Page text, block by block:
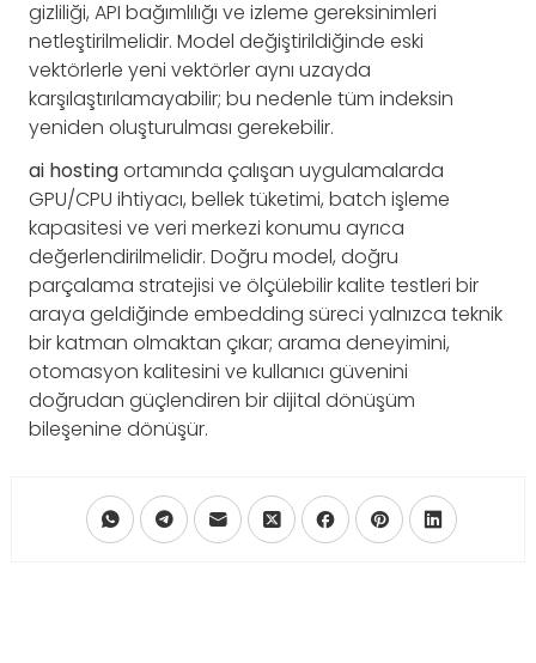
gizliliği, API bağımlılığı ve izleme gereksinimleri
netleştirilmelidir. Model değiştirildiğinde eski
vektörlerle yeni vektörler aynı uzayda
karşılaştırılamayabilir; bu nedenle tüm indeksin
yeniden oluşturulması gerekebilir.
ai hostingortamında çalışan uygulamalarda
GPU/CPU ihtiyacı, bellek tüketimi, batch işleme
kapasitesi ve veri merkezi konumu ayrıca
değerlendirilmelidir. Doğru model, doğru
parçalama stratejisi ve ölçülebilir kalite testleri bir
araya geldiğinde embedding süreci yalnızca teknik
bir katman olmaktan çıkar; arama deneyimini,
otomasyon kalitesini ve kullanıcı güvenini
doğrudan güçlendiren bir dijital dönüşüm
bileşenine dönüşür.